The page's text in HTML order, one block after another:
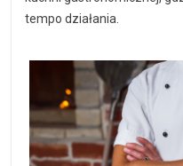
tempo działania.